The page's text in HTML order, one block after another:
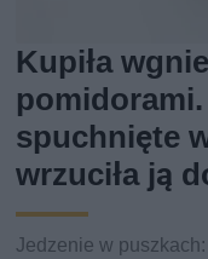
Kupiła
pomidorami.
spuchnięte
wrzuciła ją
Jedzenie w